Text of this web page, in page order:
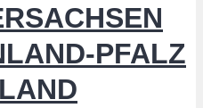
PFALZ